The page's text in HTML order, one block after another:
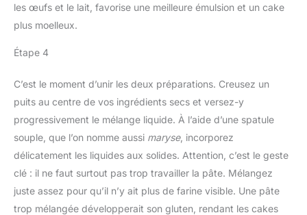
les œufs et le lait, favorise une meilleure émulsion et un cake
plus moelleux.
Étape 4
C’est le moment d’unir les deux préparations. Creusez un
puits au centre de vos ingrédients secs et versez-y
progressivement le mélange liquide. À l’aide d’une spatule
souple, que l’on nomme aussi maryse, incorporez
délicatement les liquides aux solides. Attention, c’est le geste
clé : il ne faut surtout pas trop travailler la pâte. Mélangez
juste assez pour qu’il n’y ait plus de farine visible. Une pâte
trop mélangée développerait son gluten, rendant les cakes